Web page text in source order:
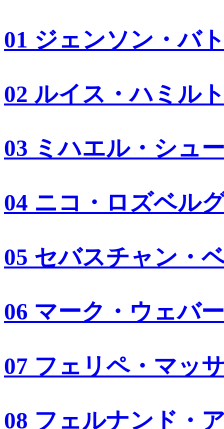
01 ジェンソン・バ
02 ルイス・ハミル
03 ミハエル・シュ
04 ニコ・ロズベル
05 セバスチャン・
06 マーク・ウェバー
07 フェリペ・マッ
08 フェルナンド・